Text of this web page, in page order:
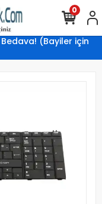
Bedava! (Bayiler için
0